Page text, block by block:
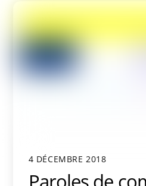
4 DÉCEMBRE 2018